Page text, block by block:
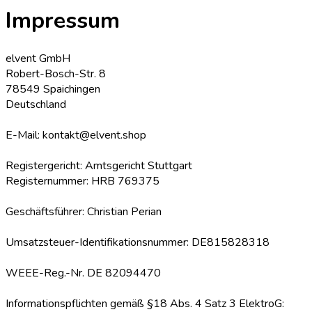
Impressum
elvent GmbH
Robert-Bosch-Str. 8
78549 Spaichingen
Deutschland
E-Mail: kontakt@elvent.shop
Registergericht: Amtsgericht Stuttgart
Registernummer: HRB 769375
Geschäftsführer: Christian Perian
Umsatzsteuer-Identifikationsnummer: DE815828318
WEEE-Reg.-Nr. DE 82094470
Informationspflichten gemäß §18 Abs. 4 Satz 3 ElektroG: